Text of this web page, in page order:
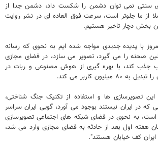
سنتی نمی توان دشمن را شکست داد، دشمن جدا از
از ما جلوتر است، سرعت فوق العاده ای در نشر روایت
بخش دچار تاخیر هستیم.
با پدیده جدیدی مواجه شده ایم به نحوی که رسانه
صحنه را می گیرد، تصویر می سازد، در فضای مجازی
کند، با بهره گیری از هوش مصنوعی و ربات در
کاربر می کند.
تصویرسازی ها و استفاده از تکنیک جنگ شناختی،
که در ایران نیستند بوجود می آورد، گویی ایران سراسر
به نحوی در فضای شبکه های اجتماعی تصویرسازی
هفته اول بعد از حادثه به فضای مجازی وارد می شد،
کف خیابان هستند".